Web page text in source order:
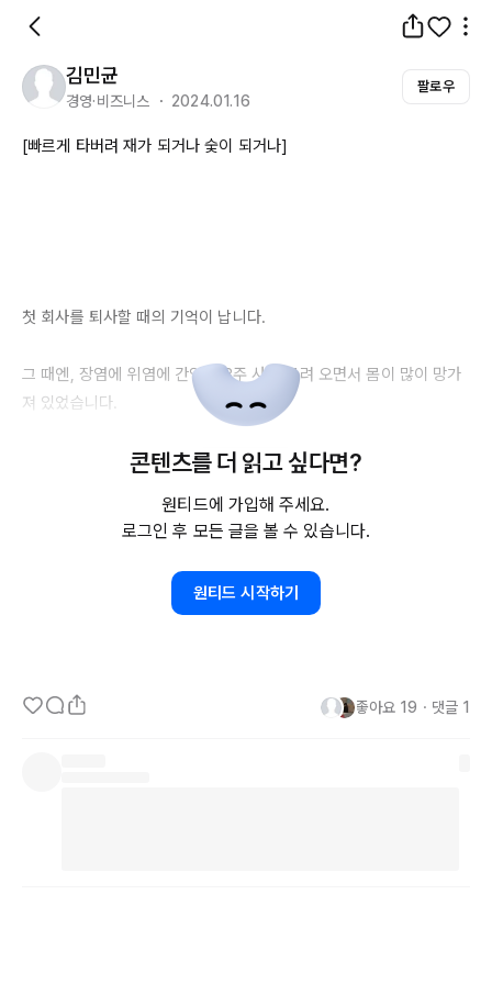
김민균
경영·비즈니스 ・ 2024.01.16
팔로우
[빠르게 타버려 재가 되거나 숯이 되거나]
첫 회사를 퇴사할 때의 기억이 납니다.
그 때엔, 장염에 위염에 간염이 3주 사이 몰려 오면서 몸이 많이 망가
져 있었습니다.
첫 회사였기에, 여운이 남았습니다.
콘텐츠를 더 읽고 싶다면?
원티드에 가입해 주세요.
로그인 후 모든 글을 볼 수 있습니다.
원티드 시작하기
좋아요 19 ・ 댓글 1